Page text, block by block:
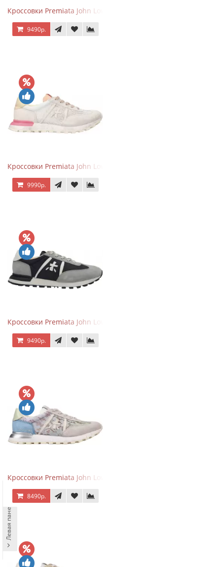
Кроссовки Premiata John Low Gray Brown Purple
9490р.
Кроссовки Premiata John Low Gray Pink
9990р.
Кроссовки Premiata John Low Grey Black
9490р.
Кроссовки Premiata John Low Lace Blue Beige
8490р.
Левая панель